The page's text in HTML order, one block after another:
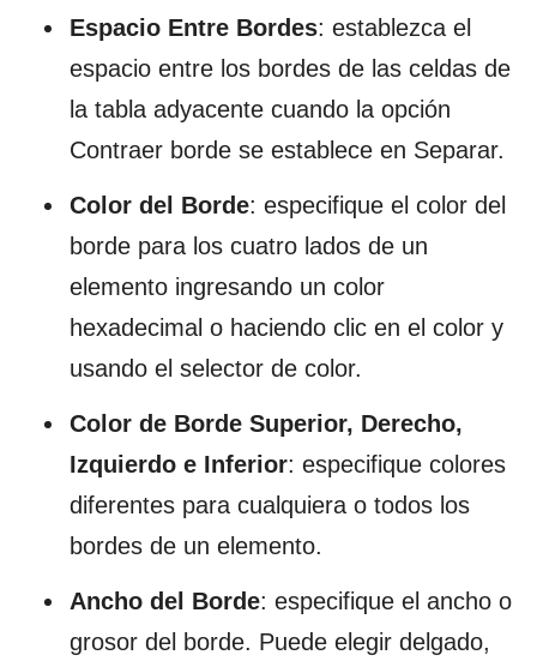
Espacio Entre Bordes: establezca el
espacio entre los bordes de las celdas de
la tabla adyacente cuando la opción
Contraer borde se establece en Separar.
Color del Borde: especifique el color del
borde para los cuatro lados de un
elemento ingresando un color
hexadecimal o haciendo clic en el color y
usando el selector de color.
Color de Borde Superior, Derecho,
Izquierdo e Inferior: especifique colores
diferentes para cualquiera o todos los
bordes de un elemento.
Ancho del Borde: especifique el ancho o
grosor del borde. Puede elegir delgado,